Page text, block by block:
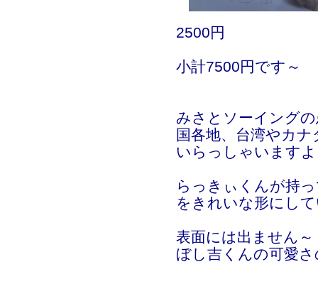
2500円
小計7500円です～
みさとソーイング
国各地、台湾やカ
いらっしゃいます
らっきぃくんが持
をきれいな形にし
表面には出ません～
ぼし吉くんの可愛